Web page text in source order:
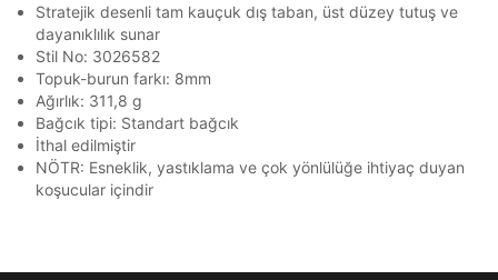
Stratejik desenli tam kauçuk dış taban, üst düzey tutuş ve
dayanıklılık sunar
Stil No: 3026582
Topuk-burun farkı: 8mm
Ağırlık: 311,8 g
Bağcık tipi: Standart bağcık
İthal edilmiştir
NÖTR: Esneklik, yastıklama ve çok yönlülüğe ihtiyaç duyan
koşucular içindir
işlenmesini kabul ediyorum.
Sms
E-mail
Çağrı Merkezi / Arama
Kişisel verilerimin Doğuş Perakende Satış Giyim ve
Aksesuar Ticaret A.Ş. bünyesinde yer alan
markalara ait ürünlerin bana özel pazarlanması ve
Doğuş Grubu şirketlerinde bulunan pazarlama
GÖNDER
GÖNDER